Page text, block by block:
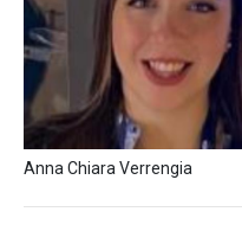
Anna Chiara Verrengia